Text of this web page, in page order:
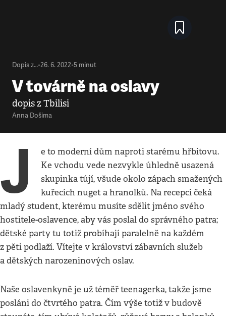
Dopis z…•26. 6. 2022•5 minut
V továrně na oslavy
dopis z Tbilisi
Anna Došima
J
e to moderní dům naproti starému hřbitovu.
Ke vchodu vede nezvykle úhledně usazená
skupinka tújí, všude okolo zápach smažených
kuřecích nuget a hranolků. Na recepci čeká
mladý student, kterému musíte sdělit jméno svého
hostitele-oslavence, aby vás poslal do správného patra;
dětské party tu totiž probíhají paralelně na každém
z pěti podlaží. Vítejte v království zábavních služeb
a dětských narozeninových oslav.
Naše oslavenkyně je už téměř teenagerka, takže jsme
posláni do čtvrtého patra. Čím výše totiž v budově